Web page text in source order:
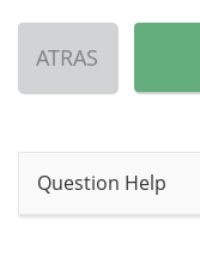
ATRAS
Question Help